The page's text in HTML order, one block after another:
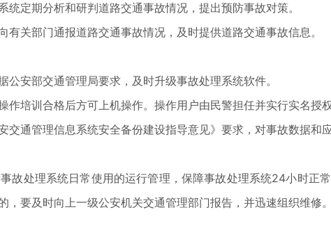
定期分析和研判道路交通事故情况，提出预防事故对策。
关部门通报道路交通事故情况，及时提供道路交通事故信息。
安部交通管理局要求，及时升级事故处理系统软件。
培训合格后方可上机操作。操作用户由民警担任并实行实名授权
通管理信息系统安全备份建设指导意见》要求，对事故数据和
故处理系统日常使用的运行管理，保障事故处理系统24小时正
要及时向上一级公安机关交通管理部门报告，并迅速组织维修。